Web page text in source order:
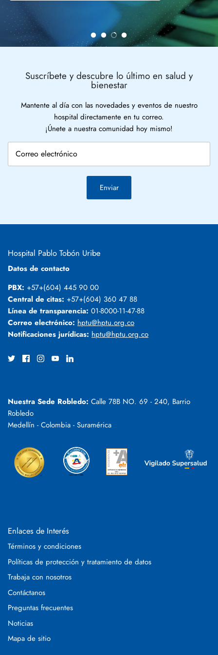
Suscríbete y descubre lo último en salud y
bienestar
Mantente al día con las novedades y eventos de nuestro
hospital directamente en tu correo.
¡Únete a nuestra comunidad hoy mismo!
Enviar
Hospital Pablo Tobón Uribe
Datos de contacto
PBX: +57+(604) 445 90 00
Central de citas: +57+(604) 360 47 88
Línea de transparencia: 01-8000-11-47-88
Correo electrónico: hptu@hptu.org.co
Notificaciones jurídicas: hptu@hptu.org.co
Nuestra Sede Robledo: Calle 78B NO. 69 - 240, Barrio
Robledo
Medellín - Colombia - Suramérica
Enlaces de Interés
Términos y condiciones
Políticas de protección y tratamiento de datos
Trabaja con nosotros
Contáctanos
Preguntas frecuentes
Noticias
Mapa de sitio